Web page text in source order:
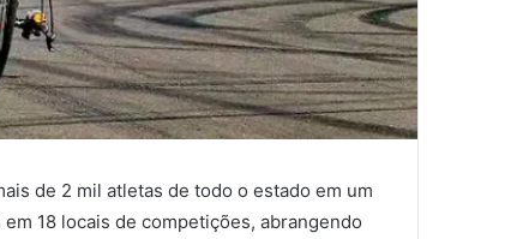
de 2 mil atletas de todo o estado em um
18 locais de competições, abrangendo